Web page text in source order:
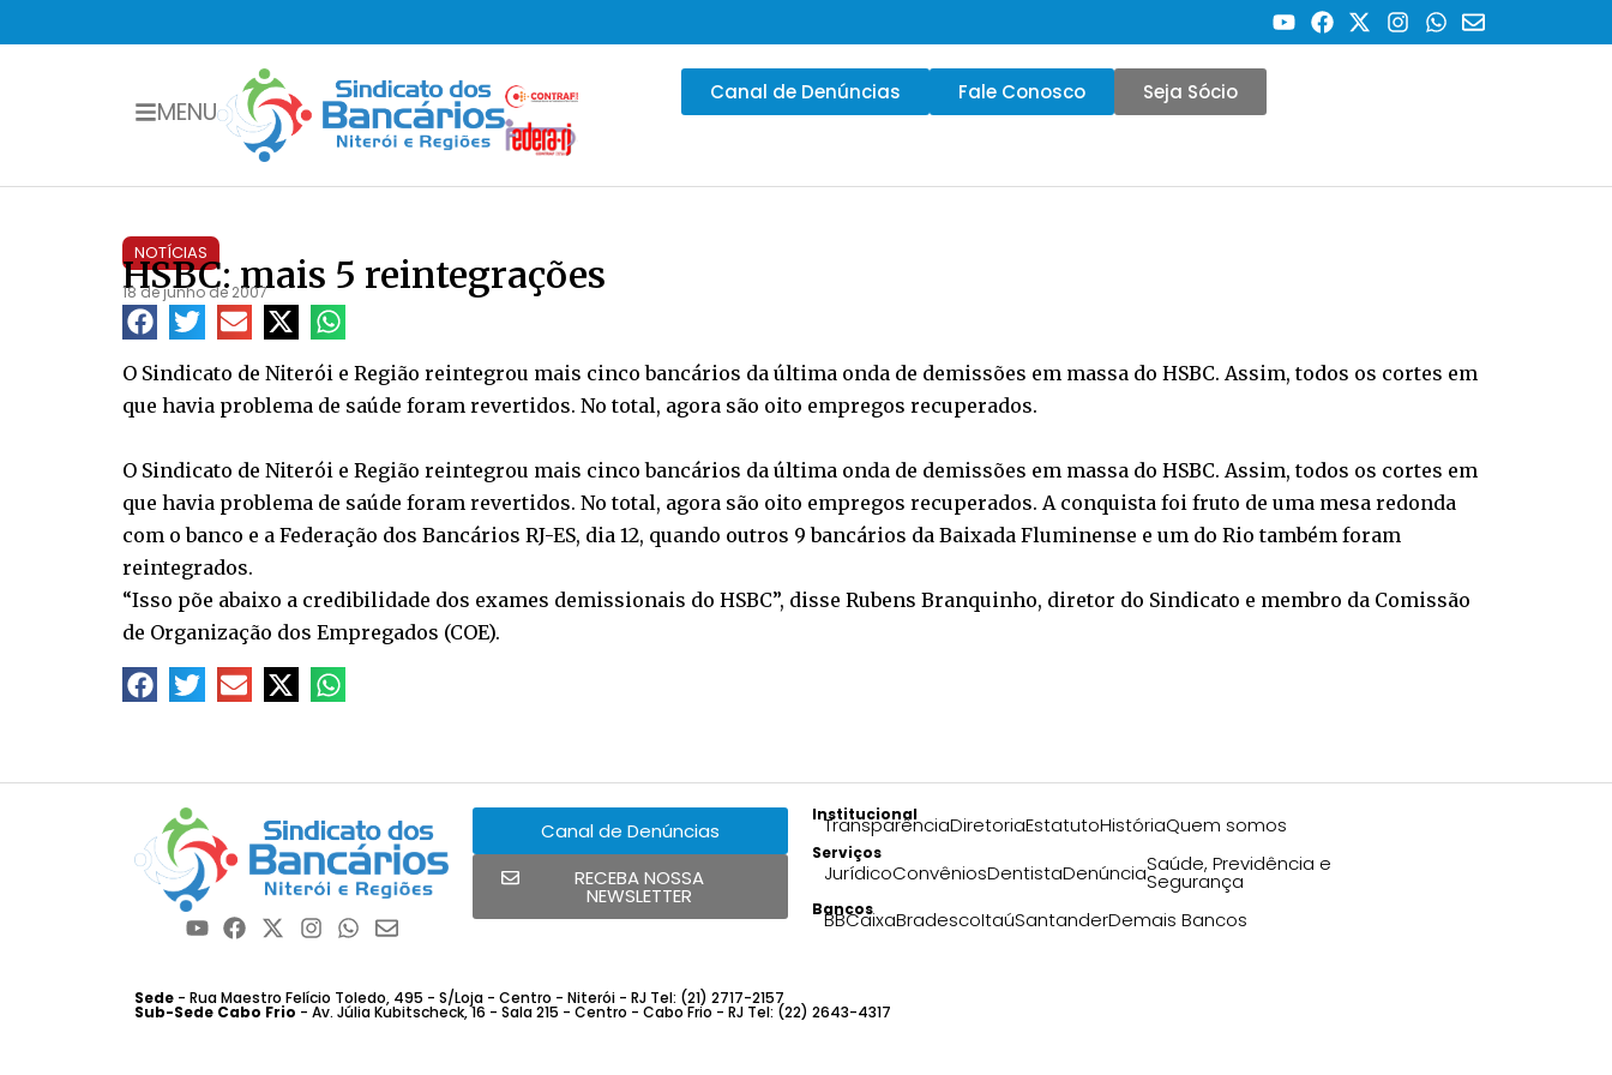
MENU
Canal de Denúncias Fale Conosco Seja Sócio
NOTÍCIAS
HSBC: mais 5 reintegrações
18 de junho de 2007
O Sindicato de Niterói e Região reintegrou mais cinco bancários da última onda de demissões em massa do HSBC. Assim, todos os cortes em
que havia problema de saúde foram revertidos. No total, agora são oito empregos recuperados.
O Sindicato de Niterói e Região reintegrou mais cinco bancários da última onda de demissões em massa do HSBC. Assim, todos os cortes em
que havia problema de saúde foram revertidos. No total, agora são oito empregos recuperados. A conquista foi fruto de uma mesa redonda
com o banco e a Federação dos Bancários RJ-ES, dia 12, quando outros 9 bancários da Baixada Fluminense e um do Rio também foram
reintegrados.
“Isso põe abaixo a credibilidade dos exames demissionais do HSBC”, disse Rubens Branquinho, diretor do Sindicato e membro da Comissão
de Organização dos Empregados (COE).
Canal de Denúncias
RECEBA NOSSA
NEWSLETTER
Institucional
TransparênciaDiretoriaEstatutoHistóriaQuem somos
Serviços
JurídicoConvêniosDentistaDenúnciaSaúde, Previdência e
Segurança
Bancos
BBCaixaBradescoItaúSantanderDemais Bancos
Sede - Rua Maestro Felício Toledo, 495 - S/Loja - Centro - Niterói - RJ Tel: (21) 2717-2157
Sub-Sede Cabo Frio - Av. Júlia Kubitscheck, 16 - Sala 215 - Centro - Cabo Frio - RJ Tel: (22) 2643-4317